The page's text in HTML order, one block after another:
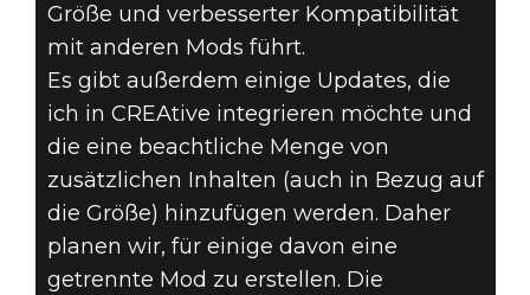
Größe und verbesserter Kompatibilität
mit anderen Mods führt.
Es gibt außerdem einige Updates, die
ich in CREAtive integrieren möchte und
die eine beachtliche Menge von
zusätzlichen Inhalten (auch in Bezug auf
die Größe) hinzufügen werden. Daher
planen wir, für einige davon eine
getrennte Mod zu erstellen. Die